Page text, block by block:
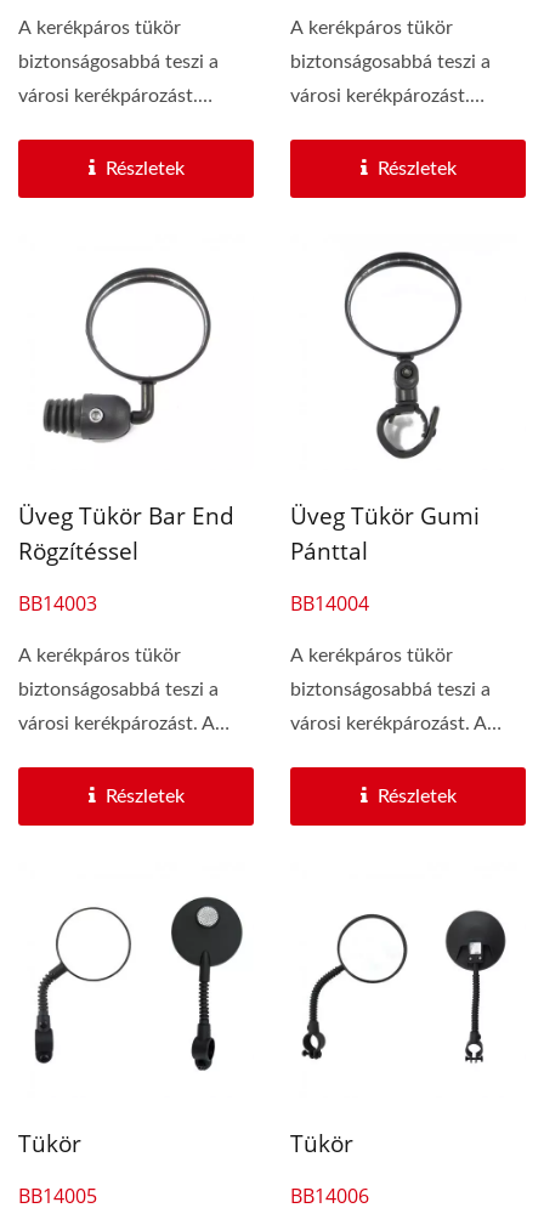
A kerékpáros tükör
biztonságosabbá teszi a
városi kerékpározást.
Részletek
A kerékpáros tükör
biztonságosabbá teszi a
városi kerékpározást.
Részletek
Üveg Tükör Bar End
Rögzítéssel
BB14003
A kerékpáros tükör
biztonságosabbá teszi a
városi kerékpározást. A
Részletek
Üveg Tükör Gumi
Pánttal
BB14004
A kerékpáros tükör
biztonságosabbá teszi a
városi kerékpározást. A
Részletek
Tükör
BB14005
Tükör
BB14006